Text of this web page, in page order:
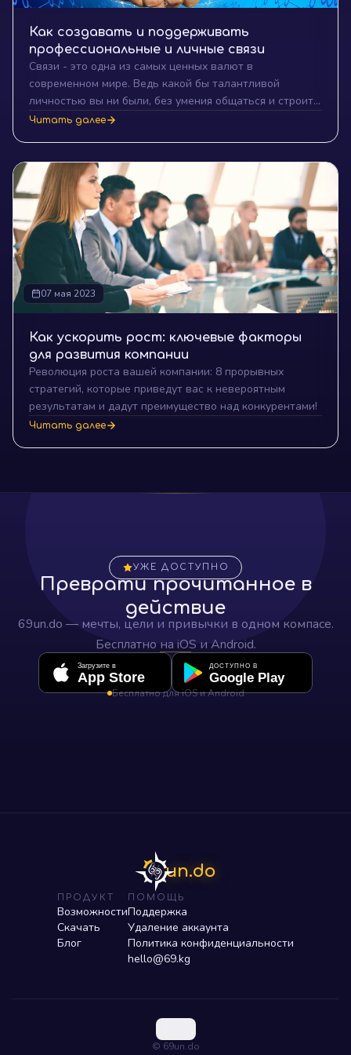
Как создавать и поддерживать
профессиональные и личные связи
Связи - это одна из самых ценных валют в
современном мире. Ведь какой бы талантливой
личностью вы ни были, без умения общаться и строить
отношения ваши возможности будут ограничены.
искусство создания и поддержания эффективных
связей.
Читать далее
07 мая 2023
Как ускорить рост: ключевые факторы
для развития компании
Революция роста вашей компании: 8 прорывных
стратегий, которые приведут вас к невероятным
результатам и дадут преимущество над конкурентами!
Читать далее
УЖЕ ДОСТУПНО
Преврати прочитанное в
действие
69un.do — мечты, цели и привычки в одном компасе.
Бесплатно на iOS и Android.
Загрузите в
App Store
ДОСТУПНО В
Google Play
Бесплатно для iOS и Android
un.do
ПРОДУКТ
Возможности
Скачать
Блог
ПОМОЩЬ
Поддержка
Удаление аккаунта
Политика конфиденциальности
hello@69.kg
© 69un.do